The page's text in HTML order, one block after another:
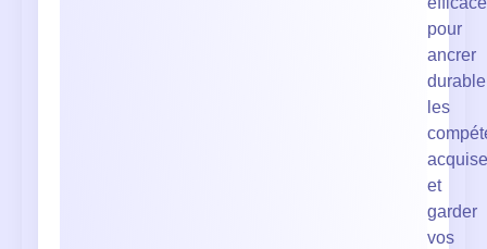
pour
ancrer
les
et
garder
vos